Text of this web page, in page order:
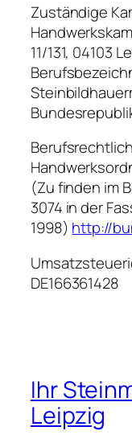
Zuständige
11/131, 04103
(Zu finden im
3074 in der
1998) http://
DE166361428
Ihr
Leipzig